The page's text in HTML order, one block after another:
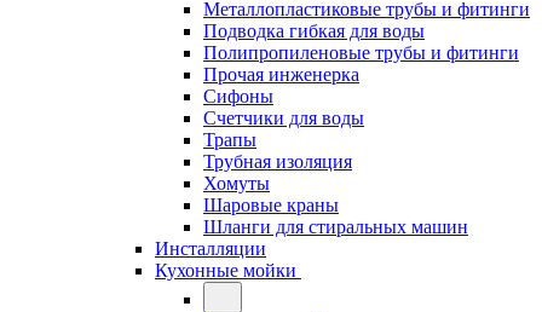
Металлопластиковые трубы и фитинги
Подводка гибкая для воды
Полипропиленовые трубы и фитинги
Прочая инженерка
Сифоны
Счетчики для воды
Трапы
Трубная изоляция
Хомуты
Шаровые краны
Шланги для стиральных машин
Инсталляции
Кухонные мойки